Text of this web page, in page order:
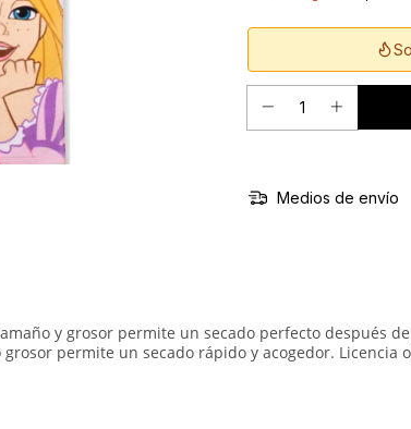
Medios de envío
y grosor permite un secado perfecto después
permite un secado rápido y acogedor. Licencia